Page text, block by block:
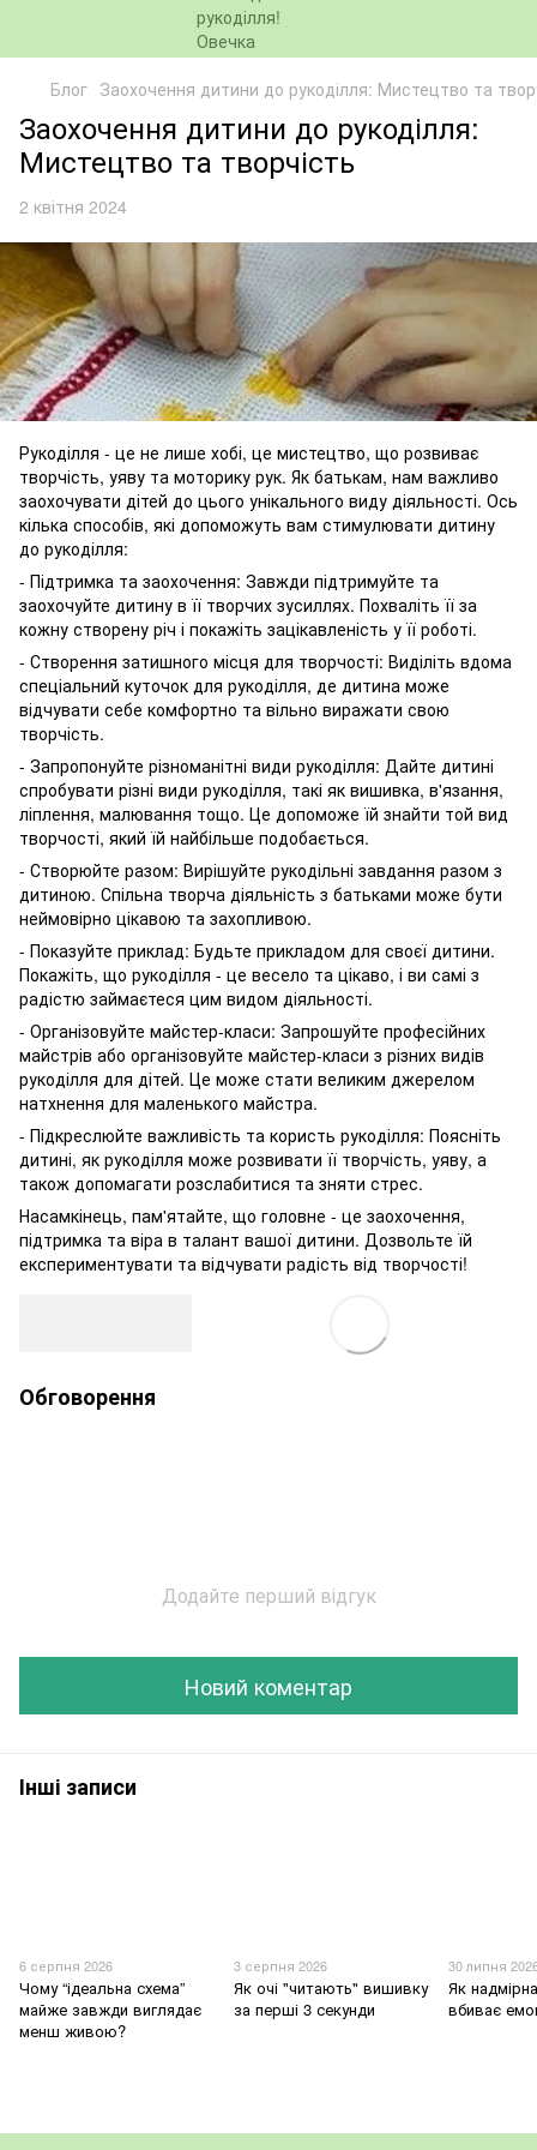
Блог Заохочення дитини до рукоділля: Мистецтво та
Заохочення дитини до рукоділля:
Мистецтво та творчість
2 квітня 2024
Рукоділля - це не лише хобі, це мистецтво, що розвиває
творчість, уяву та моторику рук. Як батькам, нам важливо
заохочувати дітей до цього унікального виду діяльності. Ось
кілька способів, які допоможуть вам стимулювати дитину
до рукоділля:
- Підтримка та заохочення: Завжди підтримуйте та
заохочуйте дитину в її творчих зусиллях. Похваліть її за
кожну створену річ і покажіть зацікавленість у її роботі.
- Створення затишного місця для творчості: Виділіть вдома
спеціальний куточок для рукоділля, де дитина може
відчувати себе комфортно та вільно виражати свою
творчість.
- Запропонуйте різноманітні види рукоділля: Дайте дитині
спробувати різні види рукоділля, такі як вишивка, в'язання,
ліплення, малювання тощо. Це допоможе їй знайти той вид
творчості, який їй найбільше подобається.
- Створюйте разом: Вирішуйте рукодільні завдання разом з
дитиною. Спільна творча діяльність з батьками може бути
неймовірно цікавою та захопливою.
- Показуйте приклад: Будьте прикладом для своєї дитини.
Покажіть, що рукоділля - це весело та цікаво, і ви самі з
радістю займаєтеся цим видом діяльності.
- Організовуйте майстер-класи: Запрошуйте професійних
майстрів або організовуйте майстер-класи з різних видів
рукоділля для дітей. Це може стати великим джерелом
натхнення для маленького майстра.
- Підкреслюйте важливість та користь рукоділля: Поясніть
дитині, як рукоділля може розвивати її творчість, уяву, а
також допомагати розслабитися та зняти стрес.
Насамкінець, пам'ятайте, що головне - це заохочення,
підтримка та віра в талант вашої дитини. Дозвольте їй
експериментувати та відчувати радість від творчості!
Обговорення
Додайте перший відгук
Новий коментар
Інші записи
6 серпня 2026
Чому “ідеальна схема”
майже завжди виглядає
менш живою?
3 серпня 2026
Як очі "читають" вишивку
за перші 3 секунди
30 липня
Як
вбиває